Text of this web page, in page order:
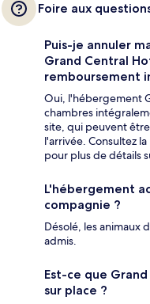
Foire aux
Puis-je annuler
Grand Central
remboursement
Oui, l'hébergement
chambres
site, qui peuvent
l'arrivée. Consultez
pour plus de détails
L'hébergement
compagnie ?
Désolé, les animaux
admis.
Est-ce que
sur place ?